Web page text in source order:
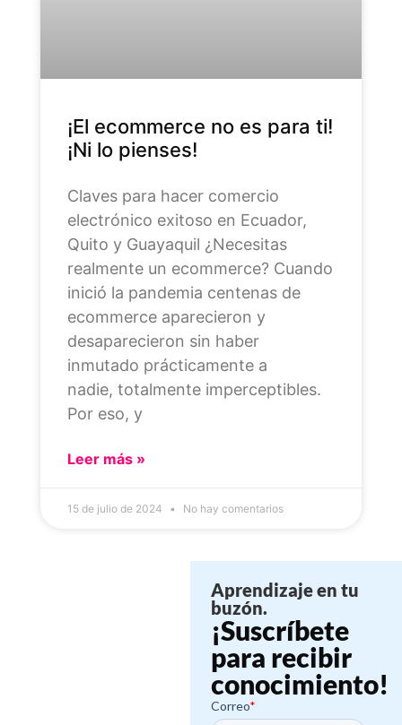
¡El ecommerce no es para ti!
¡Ni lo pienses!
Claves para hacer comercio
electrónico exitoso en Ecuador,
Quito y Guayaquil ¿Necesitas
realmente un ecommerce? Cuando
inició la pandemia centenas de
ecommerce aparecieron y
desaparecieron sin haber
inmutado prácticamente a
nadie, totalmente imperceptibles.
Por eso, y
Leer más »
15 de julio de 2024 No hay comentarios
Aprendizaje en tu
buzón.
¡Suscríbete
para recibir
conocimiento!